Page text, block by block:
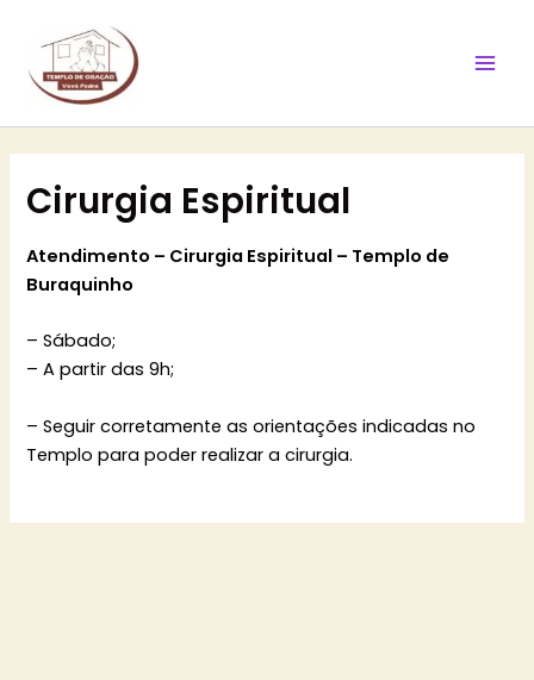
conteúdo
Cirurgia Espiritual
Atendimento – Cirurgia Espiritual – Templo de
Buraquinho
– Sábado;
– A partir das 9h;
– Seguir corretamente as orientações indicadas no
Templo para poder realizar a cirurgia.